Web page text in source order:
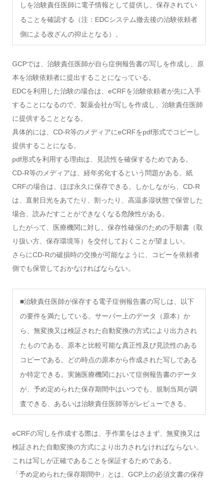
しを治験責任医師に電子情報として提供し、保存されてい
ることを確認する（注：EDCシステム撤去後の治験依頼者
側による改ざんの抑止となる）。
GCPでは、治験責任医師が自ら症例報告書の写しを作成し、原
本を治験依頼者に提出することになっている。
EDCを利用した治験の場合は、eCRFを治験依頼者が先に入手
することになるので、製薬会社が写しを作成し、治験責任医師
に提供することとなる。
具体的には、CD-R等のメディアにeCRFをpdf形式でコピーし
提供することになる。
pdf形式を利用する理由は、見読性を確保するためである。
CD-R等のメディアは、経年劣化するという問題がある。紙
CRFの場合は、ほぼ永久に保存できる。しかしながら、CD-R
は、直射日光をあてたり、割ったり、高温多湿状態で保管した
場合、読みだすことができなくなる危険性がある。
したがって、医療機関に対し、保存性確保のための手順書（取
り扱い方、保存環境等）を交付しておくことが望ましい。
さらにCD-Rの破損時の交換が可能なように、コピーを依頼者
側でも保管しておかなければならない。
■治験責任医師が保存する電子症例報告書の写しは、以下
の要件を満たしている。サーバー上のデータ（原本）か
ら、無変換又は検証された自動変換の方式により出力され
たものである。原本と比較可能な真正性及び見読性のある
コピーである。どの時点の原本から作成された写しである
か特定できる。実施医療機関において症例報告書のデータ
が、予め定められた保存期間中はいつでも、規制当局が調
査できる、あるいは治験責任医師等がレビューできる。
eCRFの写しを作成する際は、手作業をはさまず、無変換又は
検証された自動変換の方式により出力されなければならない。
これは写しが正確であることを保証するためである。
「予め定められた保存期間中」とは、GCP上の必須文書の保存